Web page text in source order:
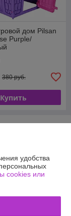
дом Pilsan
Purple/
380 руб.
Купить
удобства
cookies или